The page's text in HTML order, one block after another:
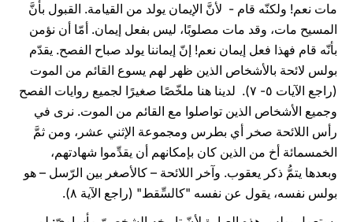
مات نعم! ولكنّه قام - لأنَّ الإيمان يولد من القيامة. القبول بأنَّ
المسيح مات، وقد مات مصلوبًا، ليس بفعل إيمان. أمّا أن نؤمن
بأنّه قام فهذا فعل إيمان نعم! إنّ إيماننا يولد صباح الفصح. يقدّم
بولس لائحة بالأشخاص الذين ظهر لهم يسوع القائم من الموت
(راجع الآيات ٥- ٧). لدينا هنا ملخّصًا صغيرًا لجميع روايات الفصح
وجميع الأشخاص الذين تواصلوا مع القائم من الموت. نرى في
رأس اللائحة صخر أي بطرس ومجموعة الإثني عشر، ومن ثمَّ
الخمسمائة أخ من الذين كان بإمكانهم أن يقدِّموا شهادتهم،
وبعدها يتمُّ ذكر يعقوب. وآخر اللائحة – كالأصغر بين الرّسل – هو
بولس نفسه، يقول عن نفسه "كالسِّقط" (راجع الآية ٨).